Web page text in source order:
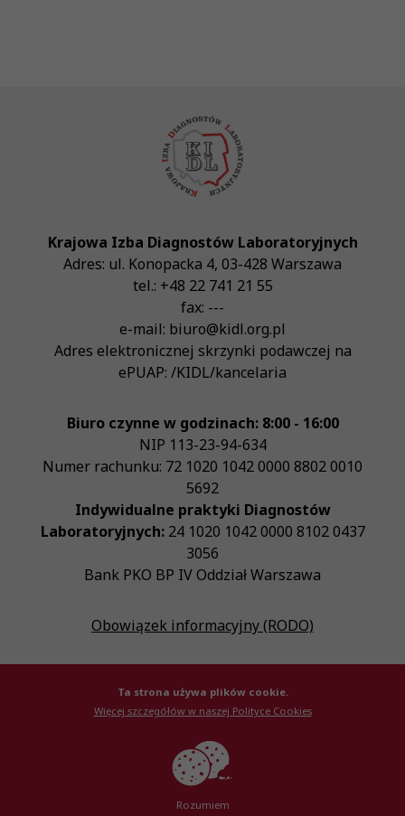
Krajowa Izba Diagnostów Laboratoryjnych
Adres: ul. Konopacka 4, 03-428 Warszawa
tel.: +48 22 741 21 55
fax: ---
e-mail: biuro@kidl.org.pl
Adres elektronicznej skrzynki podawczej na
ePUAP: /KIDL/kancelaria
Biuro czynne w godzinach: 8:00 - 16:00
NIP 113-23-94-634
Numer rachunku: 72 1020 1042 0000 8802 0010
5692
Indywidualne praktyki Diagnostów
Laboratoryjnych:24 1020 1042 0000 8102 0437
3056
Bank PKO BP IV Oddział Warszawa
Obowiązek informacyjny (RODO)
© Krajowa Izba Diagnostów Laboratoryjnych 2026
Created by
Ta strona używa plików cookie.
Więcej szczegółów w naszej Polityce Cookies
Rozumiem